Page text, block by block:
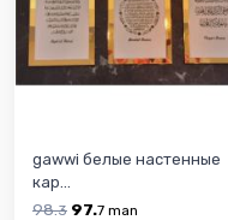
gawwi белые настенные
кар...
98.3 97.7 man